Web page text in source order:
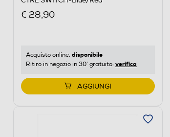
€ 28,90
Acquisto online: disponibile
Ritiro in negozio in 30' gratuito: verifica
AGGIUNGI